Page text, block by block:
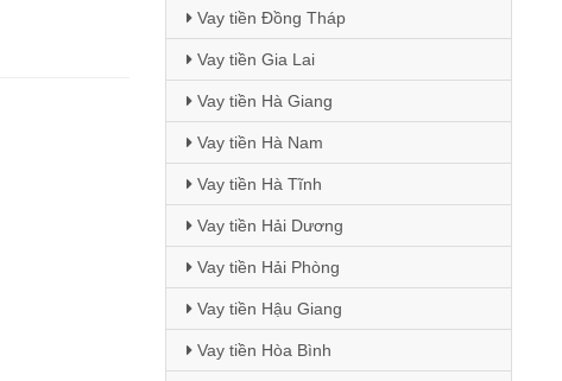
Vay tiền Đồng Tháp
Vay tiền Gia Lai
Vay tiền Hà Giang
Vay tiền Hà Nam
Vay tiền Hà Tĩnh
Vay tiền Hải Dương
Vay tiền Hải Phòng
Vay tiền Hậu Giang
Vay tiền Hòa Bình